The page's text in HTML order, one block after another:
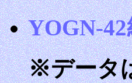
YOGN-42
※データ